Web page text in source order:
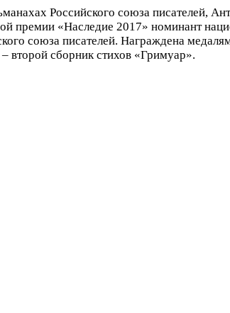
Российского союза писателей,
премии «Наследие 2017» номинант
союза писателей. Награждена
второй сборник стихов «Гримуар».